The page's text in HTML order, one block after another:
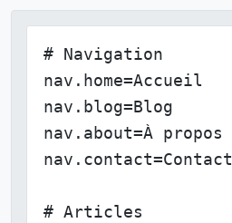
# Navigation
nav.home=Accueil
nav.blog=Blog
nav.about=À propos
nav.contact=Contact
# Articles